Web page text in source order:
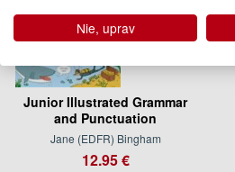
Junior Illustrated Grammar
and Punctuation
Jane (EDFR) Bingham
12.95 €
Nie, uprav